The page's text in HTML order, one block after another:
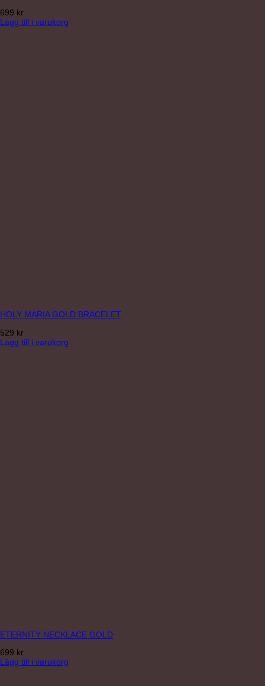
699 kr
Lägg till i varukorg
HOLY MARIA GOLD BRACELET
529 kr
Lägg till i varukorg
ETERNITY NECKLACE GOLD
699 kr
Lägg till i varukorg